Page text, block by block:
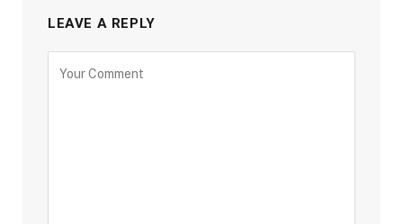
LEAVE A REPLY